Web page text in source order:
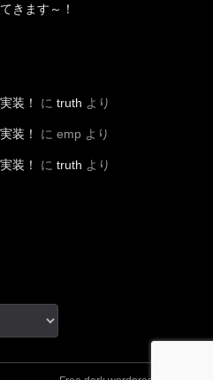
きます～！
装！ に truth より
装！ に emp より
装！ に truth より